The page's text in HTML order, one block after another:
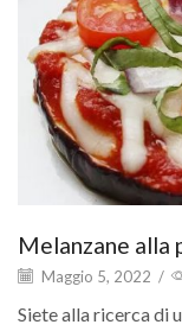
Melanzane alla
Maggio 5, 2022 /
Siete alla ricerca di